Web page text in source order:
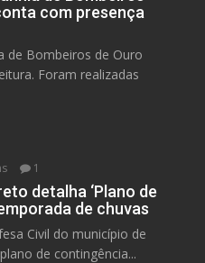
com presença
de Bombeiros de Ouro
Foram realizadas
1
detalha ‘Plano de
de chuvas
Civil do município de
de contingência...